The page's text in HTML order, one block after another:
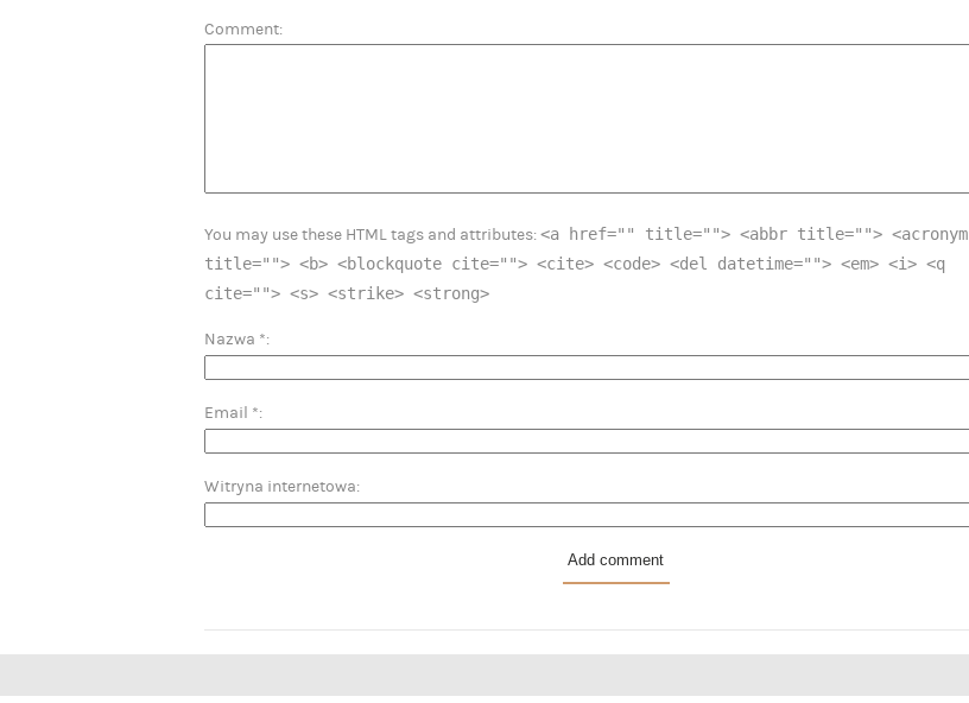
Comment
You may use these HTML tags and attributes:<a href="" title=""> <abbr title=""> <acronym
title=""> <b> <blockquote cite=""> <cite> <code> <del datetime=""> <em> <i> <q
cite=""> <s> <strike> <strong>
Nazwa *
Email *
Witryna internetowa